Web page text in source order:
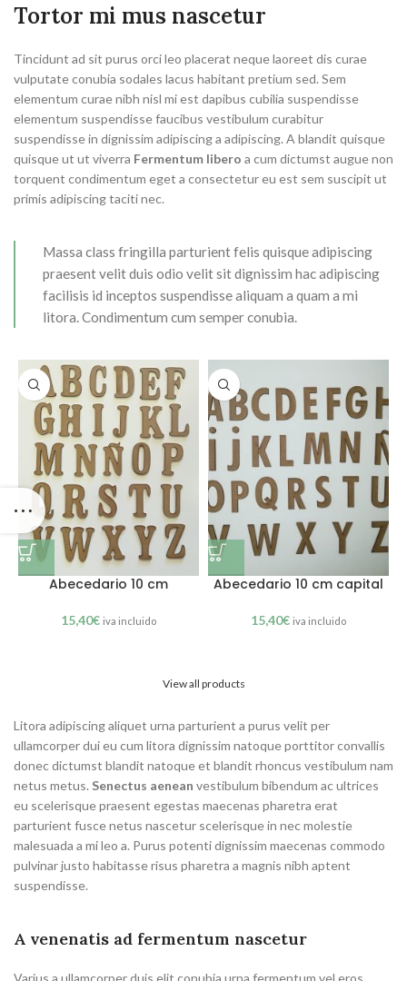
Tortor mi mus nascetur
Tincidunt ad sit purus orci leo placerat neque laoreet dis curae
vulputate conubia sodales lacus habitant pretium sed. Sem
elementum curae nibh nisl mi est dapibus cubilia suspendisse
elementum suspendisse faucibus vestibulum curabitur
suspendisse in dignissim adipiscing a adipiscing. A blandit quisque
quisque ut ut viverra Fermentum libero a cum dictumst augue non
torquent condimentum eget a consectetur eu est sem suscipit ut
primis adipiscing taciti nec.
Massa class fringilla parturient felis quisque adipiscing
praesent velit duis odio velit sit dignissim hac adipiscing
facilisis id inceptos suspendisse aliquam a quam a mi
litora. Condimentum cum semper conubia.
Abecedario 10 cm
15,40€ iva incluido
Abecedario 10 cm capital
15,40€ iva incluido
View all products
Litora adipiscing aliquet urna parturient a purus velit per
ullamcorper dui eu cum litora dignissim natoque porttitor convallis
donec dictumst blandit natoque et blandit rhoncus vestibulum nam
netus metus. Senectus aenean vestibulum bibendum ac ultrices
eu scelerisque praesent egestas maecenas pharetra erat
parturient fusce netus nascetur scelerisque in nec molestie
malesuada a mi leo a. Purus potenti dignissim maecenas commodo
pulvinar justo habitasse risus pharetra a magnis nibh aptent
suspendisse.
A venenatis ad fermentum nascetur